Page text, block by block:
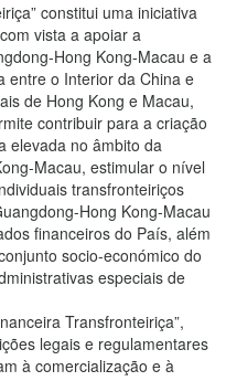
constitui uma iniciativa
vista a apoiar a
Hong Kong-Macau e a
entre o Interior da China e
de Hong Kong e Macau,
contribuir para a criação
elevada no âmbito da
Macau, estimular o nível
transfronteiriços
Hong Kong-Macau
financeiros do País, além
socio-económico do
especiais de
Transfronteiriça”,
legais e regulamentares
à comercialização e à